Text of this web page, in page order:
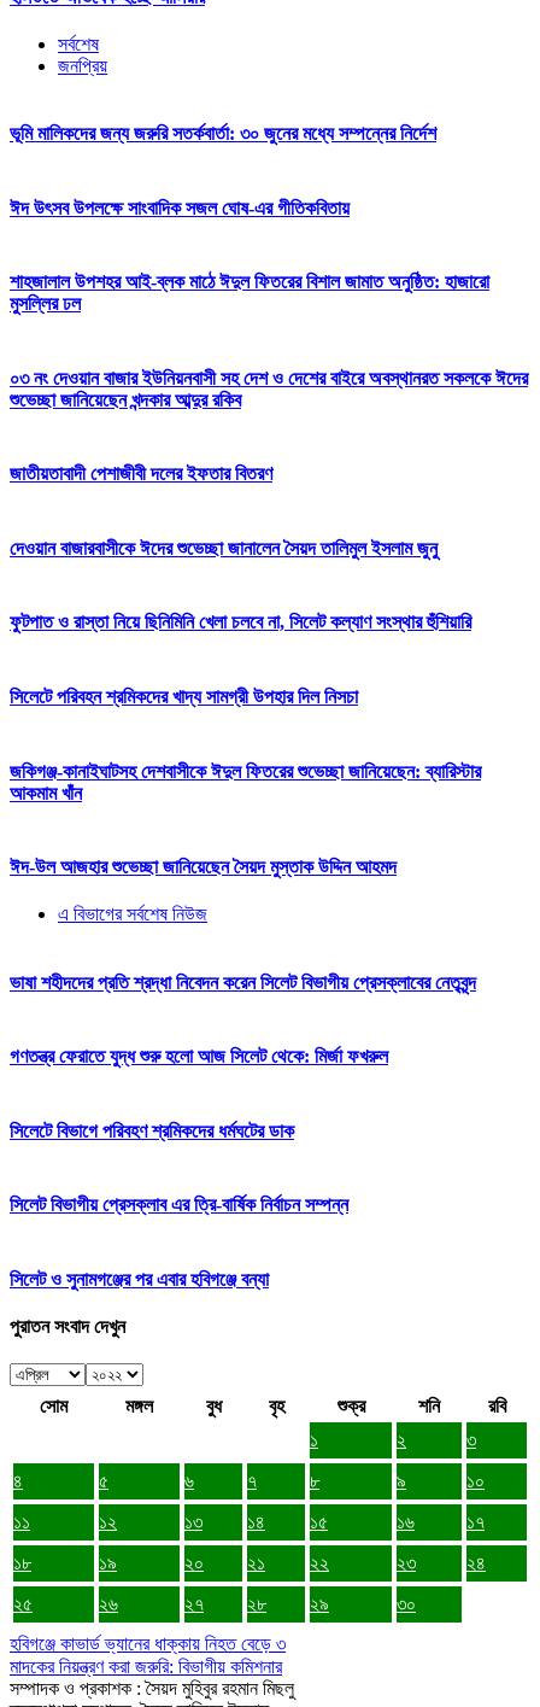
সর্বশেষ
জনপ্রিয়
ভূমি মালিকদের জন্য জরুরি সতর্কবার্তা: ৩০ জুনের মধ্যে সম্পন্নের নির্দেশ
ঈদ উৎসব উপলক্ষে সাংবাদিক সজল ঘোষ-এর গীতিকবিতায়
শাহজালাল উপশহর আই-ব্লক মাঠে ঈদুল ফিতরের বিশাল জামাত অনুষ্ঠিত: হাজারো
মুসল্লির ঢল
০৩ নং দেওয়ান বাজার ইউনিয়নবাসী সহ দেশ ও দেশের বাইরে অবস্থানরত সকলকে ঈদের
শুভেচ্ছা জানিয়েছেন খন্দকার আব্দুর রকিব
জাতীয়তাবাদী পেশাজীবী দলের ইফতার বিতরণ
দেওয়ান বাজারবাসীকে ঈদের শুভেচ্ছা জানালেন সৈয়দ তালিমুল ইসলাম জুনু
ফুটপাত ও রাস্তা নিয়ে ছিনিমিনি খেলা চলবে না, সিলেট কল্যাণ সংস্থার হুঁশিয়ারি
সিলেটে পরিবহন শ্রমিকদের খাদ্য সামগ্রী উপহার দিল নিসচা
জকিগঞ্জ-কানাইঘাটসহ দেশবাসীকে ঈদুল ফিতরের শুভেচ্ছা জানিয়েছেন: ব্যারিস্টার
আকমাম খাঁন
ঈদ-উল আজহার শুভেচ্ছা জানিয়েছেন সৈয়দ মুস্তাক উদ্দিন আহমদ
এ বিভাগের সর্বশেষ নিউজ
ভাষা শহীদদের প্রতি শ্রদ্ধা নিবেদন করেন সিলেট বিভাগীয় প্রেসক্লাবের নেতৃবৃন্দ
গণতন্ত্র ফেরাতে যুদ্ধ শুরু হলো আজ সিলেট থেকে: মির্জা ফখরুল
সিলেটে বিভাগে পরিবহণ শ্রমিকদের ধর্মঘটের ডাক
সিলেট বিভাগীয় প্রেসক্লাব এর ত্রি-বার্ষিক নির্বাচন সম্পন্ন
সিলেট ও সুনামগঞ্জের পর এবার হবিগঞ্জে বন্যা
পুরাতন সংবাদ দেখুন
সোম মঙ্গল বুধ বৃহ শুক্র শনি
রবি
১
২
৩
৪
৫ ৬ ৭ ৮ ৯
১০
১১
১২ ১৩ ১৪ ১৫ ১৬
১৭
১৮
১৯ ২০ ২১ ২২ ২৩
২৪
২৫
২৬ ২৭ ২৮ ২৯
৩০
হবিগঞ্জে কাভার্ড ভ্যানের ধাক্কায় নিহত বেড়ে ৩
মাদকের নিয়ন্ত্রণ করা জরুরি: বিভাগীয় কমিশনার
সম্পাদক ও প্রকাশক : সৈয়দ মুহিবুর রহমান মিছলু